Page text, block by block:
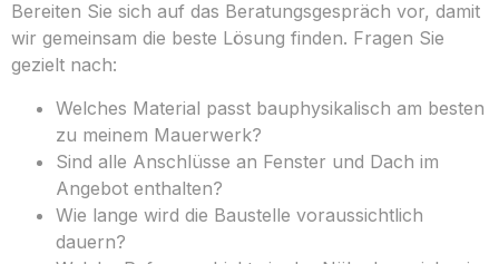
Bereiten Sie sich auf das Beratungsgespräch vor, damit
wir gemeinsam die beste Lösung finden. Fragen Sie
gezielt nach:
Welches Material passt bauphysikalisch am besten
zu meinem Mauerwerk?
Sind alle Anschlüsse an Fenster und Dach im
Angebot enthalten?
Wie lange wird die Baustelle voraussichtlich
dauern?